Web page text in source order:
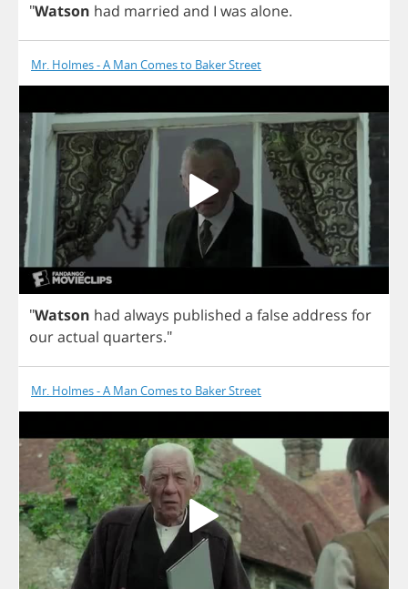
"Watson had married and I was alone.
Mr. Holmes - A Man Comes to Baker Street
"Watson had always published a falseaddress for
ouractual quarters."
Mr. Holmes - A Man Comes to Baker Street